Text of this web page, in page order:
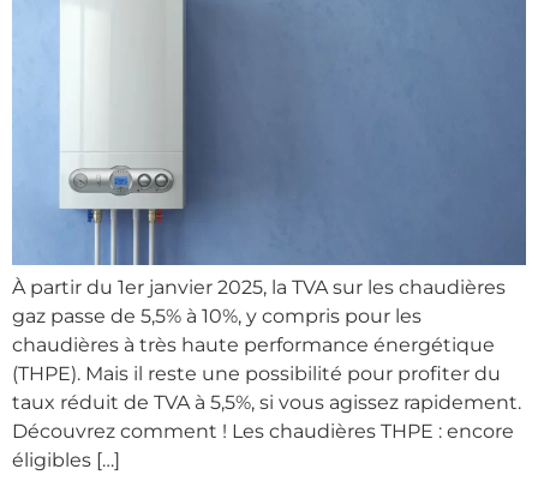
À partir du 1er janvier 2025, la TVA sur les chaudières
gaz passe de 5,5% à 10%, y compris pour les
chaudières à très haute performance énergétique
(THPE). Mais il reste une possibilité pour profiter du
taux réduit de TVA à 5,5%, si vous agissez rapidement.
Découvrez comment ! Les chaudières THPE : encore
éligibles […]